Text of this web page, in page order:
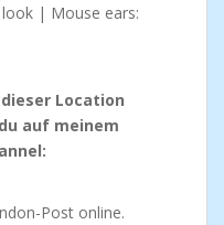
| Mouse ears:
Location
auf meinem
Post online.